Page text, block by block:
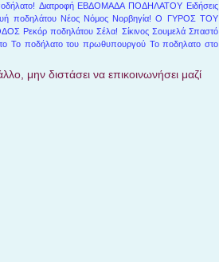
Διατροφή ΕΒΔΟΜΑΔΑ ΠΟΔΗΛΑΤΟΥ Ειδήσεις
ποδηλάτου Νέος Νόμος Νορβηγία! Ο ΓΥΡΟΣ ΤΟΥ
Ρεκόρ ποδηλάτου Σέλα! Σίκινος Σουμελά Σπαστό
Το ποδήλατο του πρωθυπουργού Το ποδηλατο στο
μην διστάσει να επικοινωνήσει μαζί